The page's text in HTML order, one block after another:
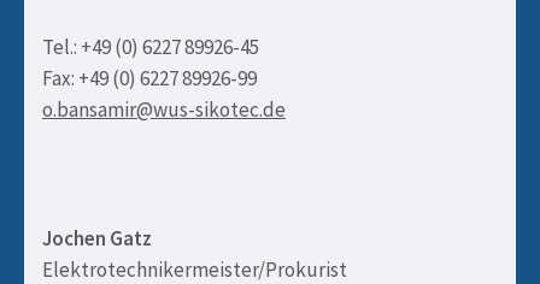
Tel.: +49 (0) 6227 89926-45
Fax: +49 (0) 6227 89926-99
o.bansamir@wus-sikotec.de
Jochen Gatz
Elektrotechnikermeister/Prokurist